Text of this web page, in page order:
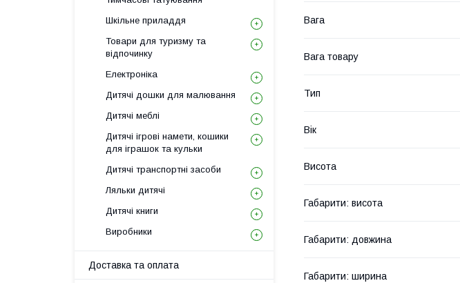
Вага
Вага товару
Тип
Вік
Висота
Габарити: висота
Габарити: довжина
Габарити: ширина
Шкільне приладдя
Товари для туризму та
відпочинку
Електроніка
Дитячі дошки для малювання
Дитячі меблі
Дитячі ігрові намети, кошики
для іграшок та кульки
Дитячі транспортні засоби
Ляльки дитячі
Дитячі книги
Виробники
Доставка та оплата